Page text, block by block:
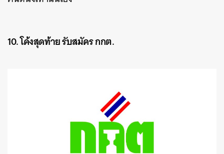
10. โค้งสุดท้าย รับสมัคร กกต.